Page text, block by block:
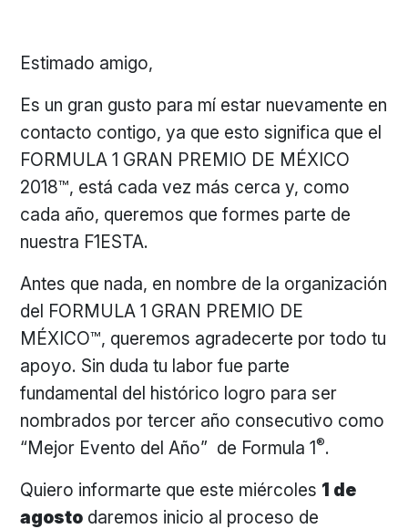
Estimado amigo,
Es un gran gusto para mí estar nuevamente en
contacto contigo, ya que esto significa que el
FORMULA 1 GRAN PREMIO DE MÉXICO
2018™, está cada vez más cerca y, como
cada año, queremos que formes parte de
nuestra F1ESTA.
Antes que nada, en nombre de la organización
del FORMULA 1 GRAN PREMIO DE
MÉXICO™, queremos agradecerte por todo tu
apoyo. Sin duda tu labor fue parte
fundamental del histórico logro para ser
nombrados por tercer año consecutivo como
“Mejor Evento del Año” de Formula 1®.
Quiero informarte que este miércoles 1 de
agosto daremos inicio al proceso de